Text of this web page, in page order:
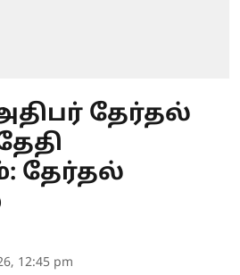
தேர்தல்
தேர்தல்
12:45 pm